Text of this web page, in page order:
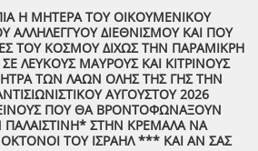
Η ΜΗΤΕΡΑ ΤΟΥ ΟΙΚΟΥΜΕΝΙΚΟΥ
ΑΛΛΗΛΕΓΓΥΟΥ ΔΙΕΘΝΙΣΜΟΥ ΚΑΙ ΠΟΥ
ΤΟΥ ΚΟΣΜΟΥ ΔΙΧΩΣ ΤΗΝ ΠΑΡΑΜΙΚΡΗ
ΛΕΥΚΟΥΣ ΜΑΥΡΟΥΣ ΚΑΙ ΚΙΤΡΙΝΟΥΣ
ΤΩΝ ΛΑΩΝ ΟΛΗΣ ΤΗΣ ΓΗΣ ΤΗΝ
ΑΥΓΟΥΣΤΟΥ 2026
ΠΟΥ ΘΑ ΒΡΟΝΤΟΦΩΝΑΞΟΥΝ
ΠΑΛΑΙΣΤΙΝΗ* ΣΤΗΝ ΚΡΕΜΑΛΑ ΝΑ
ΤΟΥ ΙΣΡΑΗΛ *** ΚΑΙ ΑΝ ΣΑΣ